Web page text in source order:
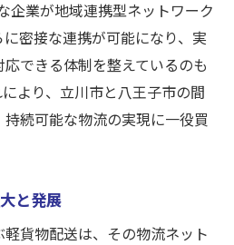
企業が地域連携型ネットワーク
密接な連携が可能になり、実
できる体制を整えているのも
より、立川市と八王子市の間
続可能な物流の実現に一役買
と発展
貨物配送は、その物流ネット